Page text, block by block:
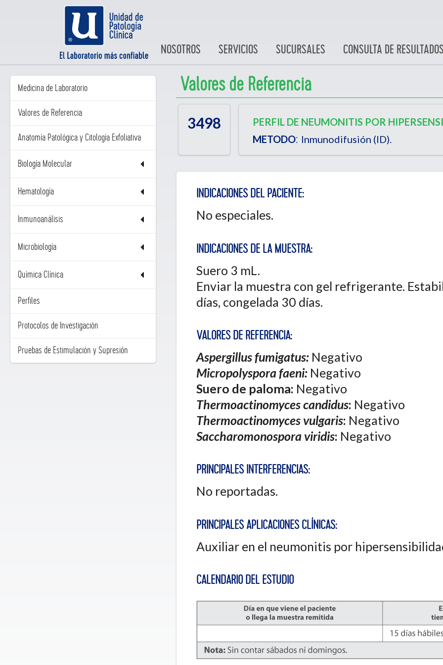
NOSOTROS SERVICIOS SUCURSALES CONSULTA DE
Medicina de Laboratorio
Valores de Referencia
Anatomía Patológica y Citología Exfoliativa
Biología Molecular
Hematología
Inmunoanálisis
Microbiología
Química Clínica
Perfiles
Protocolos de Investigación
Pruebas de Estimulación y Supresión
Valores de Referencia
3498
PERFIL DE NEUMONITIS POR
METODO: Inmunodifusión (ID).
INDICACIONES DEL PACIENTE:
No especiales.
INDICACIONES DE LA MUESTRA:
Suero 3 mL.
Enviar la muestra con gel refrigerante.
días, congelada 30 días.
VALORES DE REFERENCIA:
Aspergillus fumigatus: Negativo
Micropolyspora faeni: Negativo
Suero de paloma: Negativo
Thermoactinomyces candidus: Negativo
Thermoactinomyces vulgaris: Negativo
Saccharomonospora viridis: Negativo
PRINCIPALES INTERFERENCIAS:
No reportadas.
PRINCIPALES APLICACIONES CLÍNICAS:
Auxiliar en el neumonitis por
CALENDARIO DEL ESTUDIO